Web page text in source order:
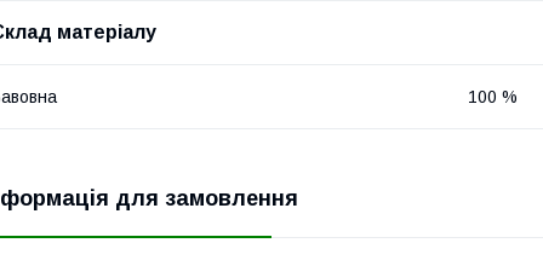
матеріалу
100 %
для замовлення